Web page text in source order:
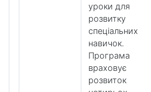
уроки для
розвитку
спеціальних
навичок.
Програма
враховує
розвиток